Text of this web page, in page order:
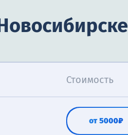
Стоимость
от 5000₽